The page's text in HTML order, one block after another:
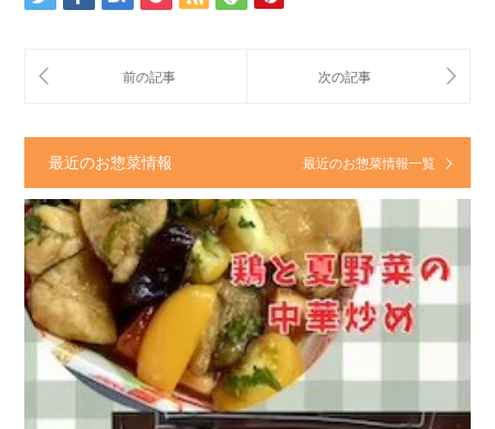
最近のお惣菜情報 最近のお惣菜情報一覧